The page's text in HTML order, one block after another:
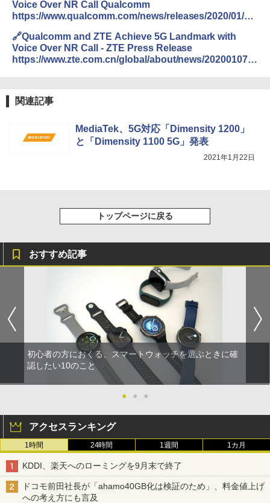
Voice Over NR Call Qualcomm
https://www.qualcomm.com/news/releases/2020/01/06/
nr-call
🔗Qualcomm and ZTE Achieve 5G Landmark with
Voice Over NR Call - ZTE Press Release
https://www.zte.com.cn/global/about/news/20200107.h
関連記事
MediaTek、5G対応「Dimensity 1200」
と「Dimensity 1100 5G」発表
2021年1月22日
トップページに戻る
おすすめ記事
初心者の方におくる、スマートウォッチを選ぶときに確
認したい10のこと
● ● ●
アクセスランキング
1時間 24時間 1週間 1カ月
KDDI、楽天へのローミングを9月末で終了
ドコモ前田社長が「ahamo40GB化は検証のため」、料金値上げ
への考え方にも言及